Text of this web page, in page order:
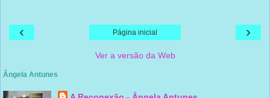
‹ ›
Página inicial
Ver a versão da Web
Ângela Antunes